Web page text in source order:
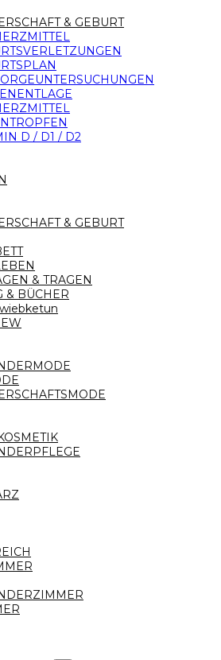
& GEBURT
D / D1 / D2
& GEBURT
& TRAGEN
& BÜCHER